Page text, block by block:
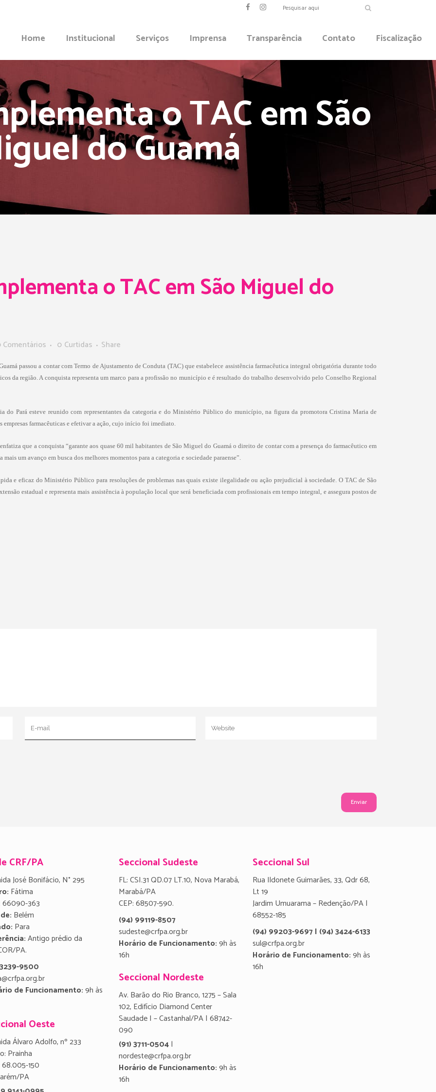
Home Institucional Serviços Imprensa Transparência Contato Fiscalização
o TAC em São
do Guamá
o TAC em São Miguel do
Comentários 0 Curtidas Share
passou a contar com Termo de Ajustamento de Conduta (TAC) que estabelece assistência farmacêutica integral obrigatória durante todo
da região. A conquista representa um marco para a profissão no município e é resultado do trabalho desenvolvido pelo Conselho Regional
do Pará esteve reunido com representantes da categoria e do Ministério Público do município, na figura da promotora Cristina Maria de
empresas farmacêuticas e efetivar a ação, cujo início foi imediato.
que a conquista“garante aos quase 60 mil habitantes de São Miguel do Guamá o direito de contar com a presença do farmacêutico em
um avanço em busca dos melhores momentos para a categoria e sociedade paraense”.
e eficaz do Ministério Público para resoluções de problemas nas quais existe ilegalidade ou ação prejudicial à sociedade. O TAC de São
estadual e representa mais assistência à população local que será beneficiada com profissionais em tempo integral, e assegura postos de
CRF/PA
José Bonifácio, N° 295
Fátima
66090-363
Belém
Para
Antigo prédio da
PA.
9500
de Funcionamento:9h às
Oeste
Álvaro Adolfo, nº 233
Prainha
68.005-150
PA
Seccional Sudeste
FL: CSI.31 QD.07 LT.10, Nova Marabá,
Marabá/PA
CEP: 68507-590.
(94) 99119-8507
sudeste@crfpa.org.br
Horário de Funcionamento:9h às
16h
Seccional Nordeste
Av. Barão do Rio Branco, 1275 – Sala
102, Edifício Diamond Center
Saudade I – Castanhal/PA | 68742-
090
(91) 3711-0504|
nordeste@crfpa.org.br
Horário de Funcionamento:9h às
16h
Seccional Sul
Rua Ildonete Guimarães, 33, Qdr 68,
Lt 19
Jardim Umuarama – Redenção/PA |
68552-185
(94) 99203-9697 | (94) 3424-6133
sul@crfpa.org.br
Horário de Funcionamento:9h às
16h